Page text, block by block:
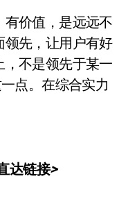
价值，是远远不
先，让用户有好
不是领先于某一
点。在综合实力
达链接>